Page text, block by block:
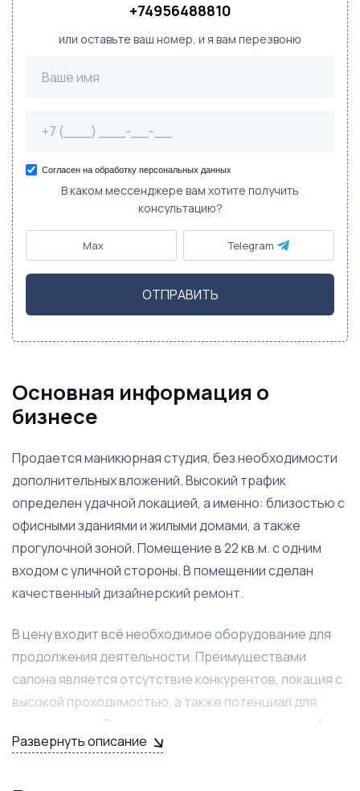
+74956488810
или оставьте ваш номер, и я вам перезвоню
Согласен на обработку персональных данных
В каком мессенджере вам хотите получить
консультацию?
Max Telegram
ОТПРАВИТЬ
Основная информация о
бизнесе
Продается маникюрная студия, без необходимости
дополнительных вложений. Высокий трафик
определен удачной локацией, а именно: близостью с
офисными зданиями и жилыми домами, а также
прогулочной зоной. Помещение в 22 кв.м. с одним
входом с уличной стороны. В помещении сделан
качественный дизайнерский ремонт.
В цену входит всё необходимое оборудование для
продолжения деятельности. Преимуществами
салона является отсутствие конкурентов, локация с
высокой проходимостью, а также потенциал для
роста дохода. Вы еще можете купить отлаженный
бизнес с хорошей рентабельностью. Более того,
Развернуть описание